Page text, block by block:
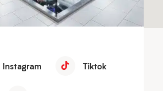
Instagram Tiktok